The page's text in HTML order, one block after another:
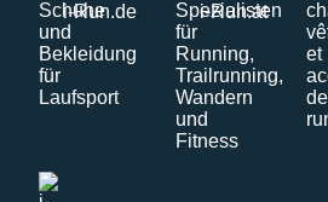
i-Run.de i-Run.at